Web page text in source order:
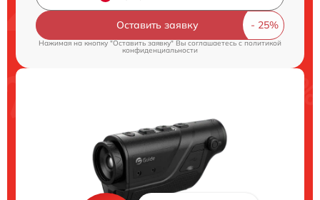
Оставить заявку
Нажимая на кнопку "Оставить заявку" Вы соглашаетесь cполитикой
конфиденциальности